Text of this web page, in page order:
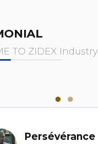
TO ZIDEX Industry
Persévérance